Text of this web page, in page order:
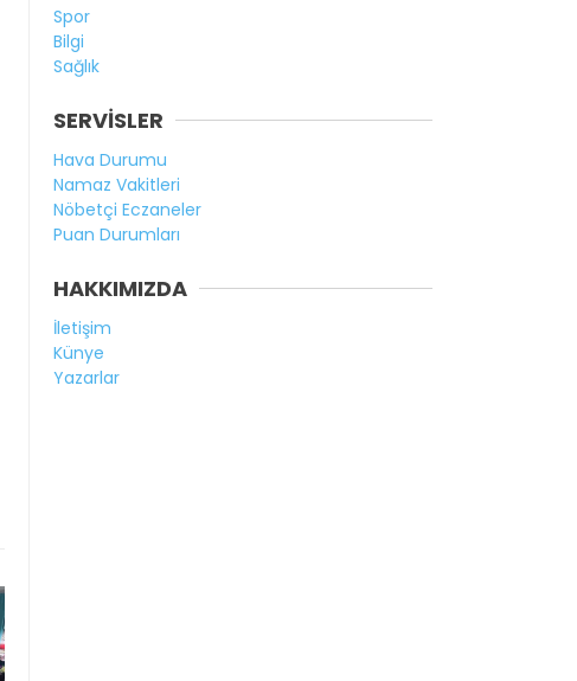
Spor
Bilgi
Sağlık
SERVİSLER
Hava Durumu
Namaz Vakitleri
Nöbetçi Eczaneler
Puan Durumları
HAKKIMIZDA
İletişim
Künye
Yazarlar